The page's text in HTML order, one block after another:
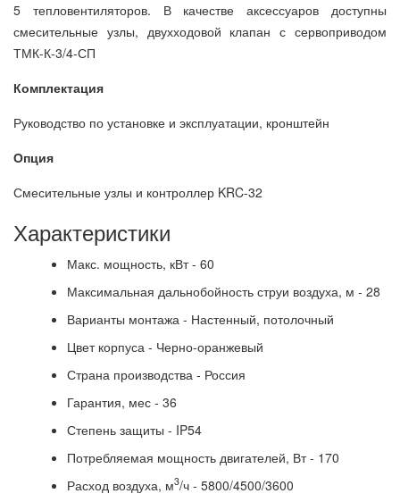
5 тепловентиляторов. В качестве аксессуаров доступны
смесительные узлы, двухходовой клапан с сервоприводом
ТМК-К-3/4-СП
Комплектация
Руководство по установке и эксплуатации, кронштейн
Опция
Смесительные узлы и контроллер KRC-32
Характеристики
Макс. мощность, кВт - 60
Максимальная дальнобойность струи воздуха, м - 28
Варианты монтажа - Настенный, потолочный
Цвет корпуса - Черно-оранжевый
Страна производства - Россия
Гарантия, мес - 36
Степень защиты - IP54
Потребляемая мощность двигателей, Вт - 170
Расход воздуха, м3/ч - 5800/4500/3600